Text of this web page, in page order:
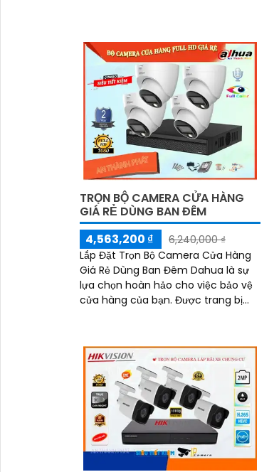
TRỌN BỘ CAMERA CỬA HÀNG
GIÁ RẺ DÙNG BAN ĐÊM
4,563,200 ₫
6,240,000 ₫
Lắp Đặt Trọn Bộ Camera Cửa Hàng
Giá Rẻ Dùng Ban Đêm Dahua là sự
lựa chọn hoàn hảo cho việc bảo vệ
cửa hàng của bạn. Được trang bị
sắc nét và rõ ràng vào ban đêm